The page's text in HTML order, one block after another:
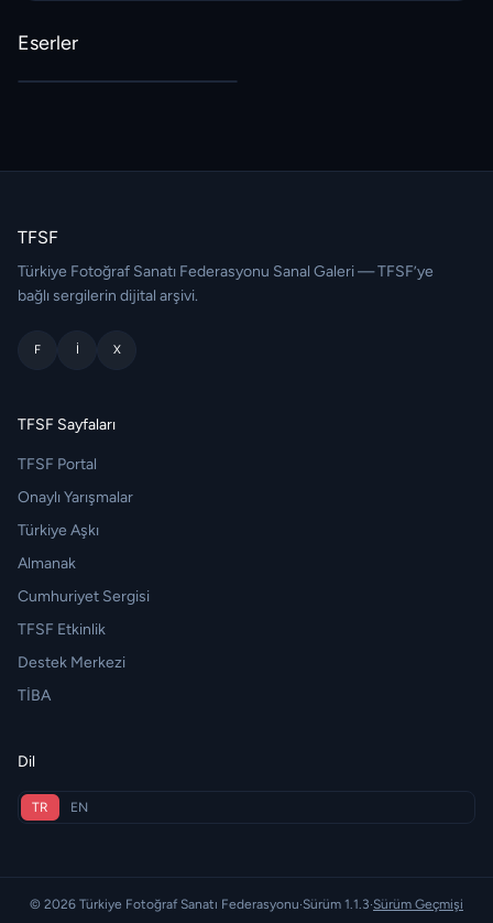
Eserler
TFSF
Türkiye Fotoğraf Sanatı Federasyonu Sanal Galeri — TFSF’ye
bağlı sergilerin dijital arşivi.
F I X
TFSF Sayfaları
TFSF Portal
Onaylı Yarışmalar
Türkiye Aşkı
Almanak
Cumhuriyet Sergisi
TFSF Etkinlik
Destek Merkezi
TİBA
Dil
TR EN
© 2026 Türkiye Fotoğraf Sanatı Federasyonu·Sürüm 1.1.3·Sürüm Geçmişi